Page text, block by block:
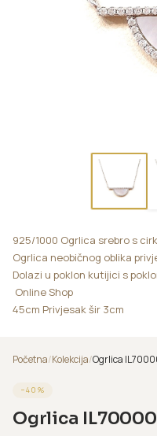
925/1000 Ogrlica srebro s
Ogrlica neobičnog oblika
Dolazi u poklon kutijici s
Online Shop
45cm Privjesak šir 3cm
Početna/Kolekcija/Ogrlica
−40 %
Ogrlica